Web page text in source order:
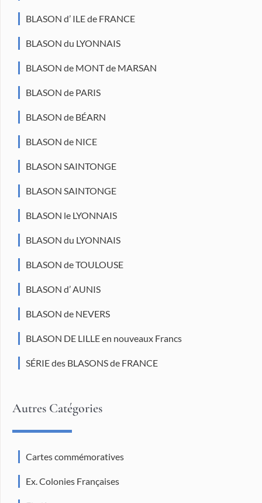
BLASON d’ ILE de FRANCE
BLASON du LYONNAIS
BLASON de MONT de MARSAN
BLASON de PARIS
BLASON de BÉARN
BLASON de NICE
BLASON SAINTONGE
BLASON SAINTONGE
BLASON le LYONNAIS
BLASON du LYONNAIS
BLASON de TOULOUSE
BLASON d’ AUNIS
BLASON de NEVERS
BLASON DE LILLE en nouveaux Francs
SÉRIE des BLASONS de FRANCE
Autres Catégories
Cartes commémoratives
Ex. Colonies Françaises